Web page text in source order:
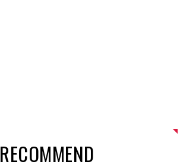
RECOMMEND